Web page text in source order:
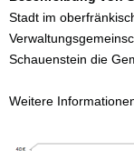
Stadt im
Schauenstein die
Weitere